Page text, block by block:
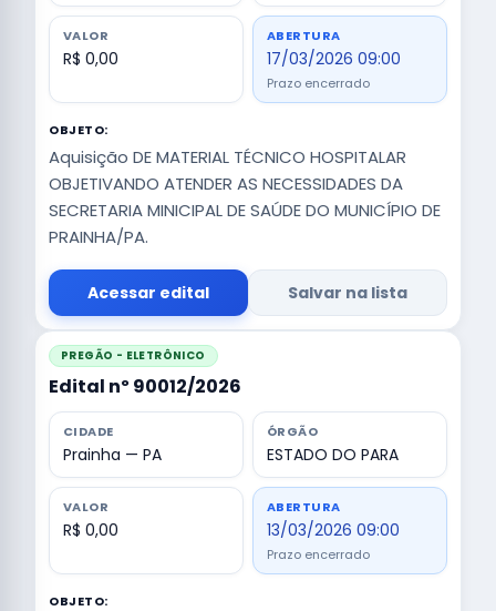
VALOR
R$ 0,00
ABERTURA
17/03/2026 09:00
Prazo encerrado
OBJETO:
Aquisição DE MATERIAL TÉCNICO HOSPITALAR
OBJETIVANDO ATENDER AS NECESSIDADES DA
SECRETARIA MINICIPAL DE SAÚDE DO MUNICÍPIO DE
PRAINHA/PA.
Acessar edital Salvar na lista
PREGÃO - ELETRÔNICO
Edital nº 90012/2026
CIDADE
Prainha — PA
ÓRGÃO
ESTADO DO PARA
VALOR
R$ 0,00
ABERTURA
13/03/2026 09:00
Prazo encerrado
OBJETO: